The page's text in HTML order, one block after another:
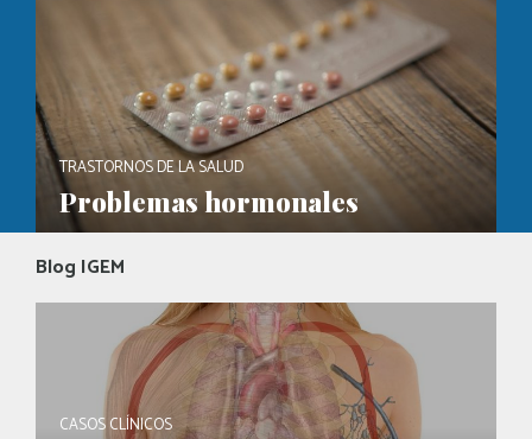
TRASTORNOS DE LA SALUD
Problemas hormonales
Blog IGEM
CASOS CLÍNICOS